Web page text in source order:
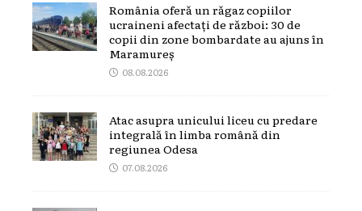
România oferă un răgaz copiilor
ucraineni afectați de război: 30 de
copii din zone bombardate au ajuns în
Maramureș
08.08.2026
Atac asupra unicului liceu cu predare
integrală în limba română din
regiunea Odesa
07.08.2026